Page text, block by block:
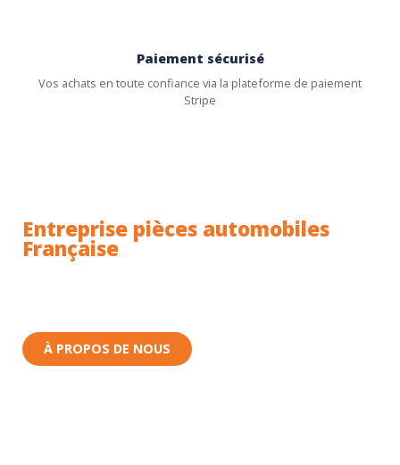
Paiement sécurisé
Vos achats en toute confiance via la plateforme de paiement
Stripe
Entreprise pièces automobiles
Française
À PROPOS DE NOUS